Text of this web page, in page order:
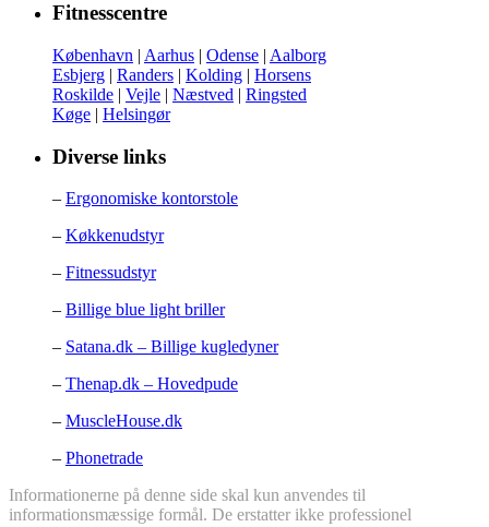
Fitnesscentre
København | Aarhus | Odense | Aalborg
Esbjerg | Randers | Kolding | Horsens
Roskilde | Vejle | Næstved | Ringsted
Køge | Helsingør
Diverse links
– Ergonomiske kontorstole
– Køkkenudstyr
– Fitnessudstyr
– Billige blue light briller
– Satana.dk – Billige kugledyner
– Thenap.dk – Hovedpude
– MuscleHouse.dk
– Phonetrade
Informationerne på denne side skal kun anvendes til
informationsmæssige formål. De erstatter ikke professionel